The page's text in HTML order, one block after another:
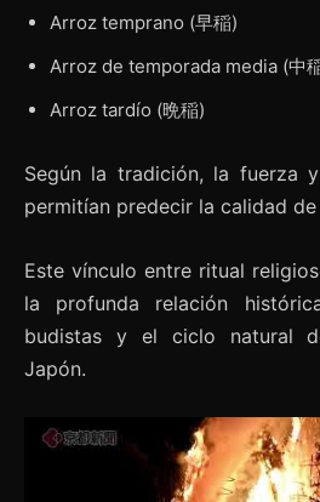
Arroz temprano (早稲)
Arroz de temporada media (中
Arroz tardío (晩稲)
Según la tradición, la fuerza
permitían predecir la calidad
Este vínculo entre ritual
la profunda relación
budistas y el ciclo natural
Japón.